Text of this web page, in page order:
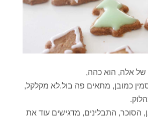
של אלה, הוא כהה,
כמובן, מתאים פה בול.לא מקלקל,
הסוכר, התבלינים, מדגישים עוד את